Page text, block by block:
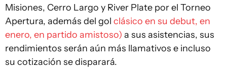
Misiones, Cerro Largo y River Plate por el Torneo
Apertura, además del gol clásico en su debut, en
enero, en partido amistoso) a sus asistencias, sus
rendimientos serán aún más llamativos e incluso
su cotización se disparará.